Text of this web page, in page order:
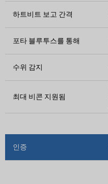
하트비트 보고 간격
포타 블루투스를 통해
수위 감지
최대 비콘 지원됨
인증